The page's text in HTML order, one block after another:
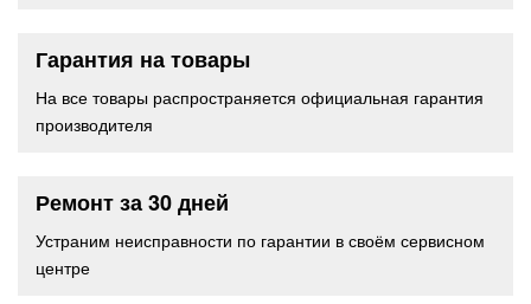
Гарантия на товары
На все товары распространяется официальная гарантия
производителя
Ремонт за 30 дней
Устраним неисправности по гарантии в своём сервисном
центре